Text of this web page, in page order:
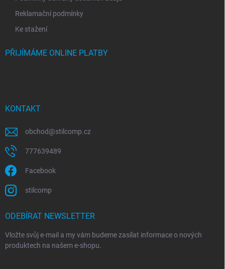
Reklamační podmínky
Ke stažení
PŘIJÍMÁME ONLINE PLATBY
KONTAKT
obchod@stilcomp.cz
777639489
Facebook
stilcomp
ODEBÍRAT NEWSLETTER
Vložte svůj e-mail a my vám budeme zasílat informace o nových
produktech na našem e-shopu.